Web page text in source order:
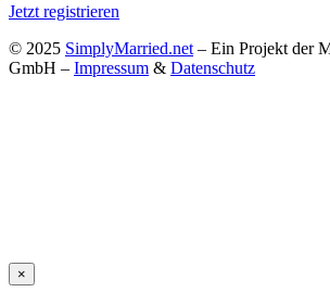
Jetzt registrieren
© 2025 SimplyMarried.net – Ein Projekt der
GmbH – Impressum & Datenschutz
×